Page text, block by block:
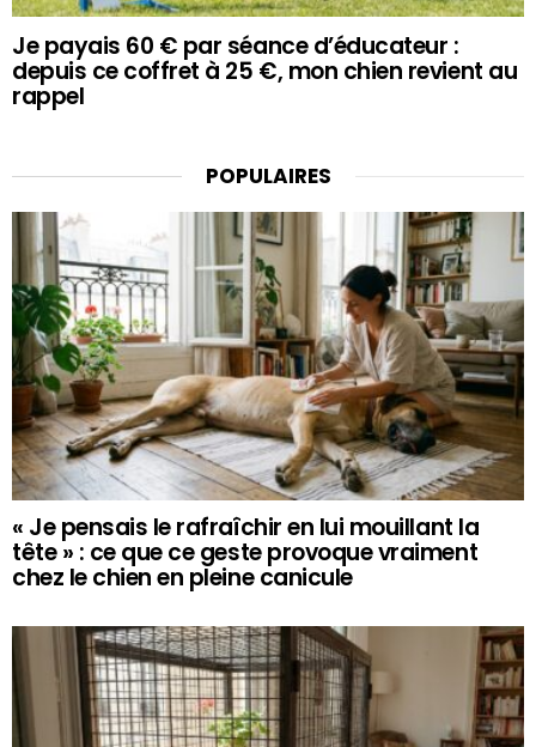
Je payais 60 € par séance d’éducateur :
depuis ce coffret à 25 €, mon chien revient au
rappel
POPULAIRES
« Je pensais le rafraîchir en lui mouillant la
tête » : ce que ce geste provoque vraiment
chez le chien en pleine canicule